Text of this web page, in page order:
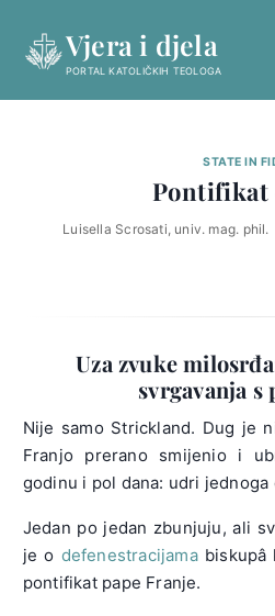
content
Vjera i djela
PORTAL KATOLIČKIH TEOLOGA
STATE IN
Luisella Scrosati, univ. mag. phil.
Uza zvuke
svrgavanja s
Nije samo Strickland. Dug je
Franjo prerano smijenio i
godinu i pol dana: udri jednoga
Jedan po jedan zbunjuju, ali
je o defenestracijamabiskupâ
pontifikat pape Franje.